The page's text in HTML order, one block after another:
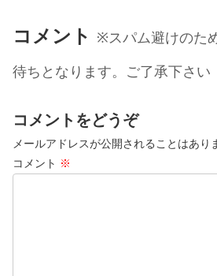
コメント ※スパム避けのた
待ちとなります。ご了承下さい
コメントをどうぞ
メールアドレスが公開されることはあり
コメント ※